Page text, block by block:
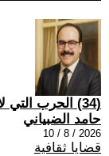
(34) الحرب التي لا تسأل عن العرب.
حامد الضبياني
2026 / 8 / 10
قضايا ثقافية